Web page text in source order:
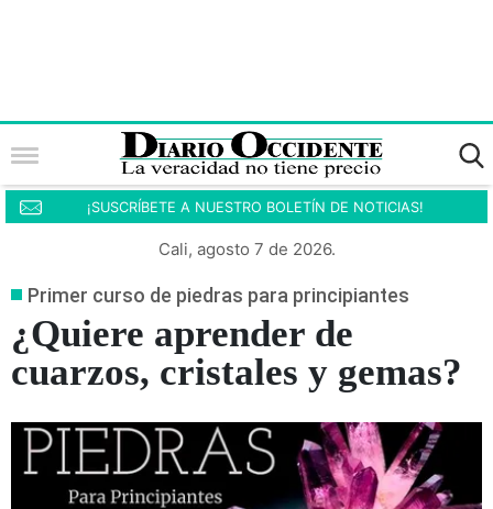
¡SUSCRÍBETE A NUESTRO BOLETÍN DE NOTICIAS!
Cali, agosto 7 de 2026.
Primer curso de piedras para principiantes
¿Quiere aprender de
cuarzos, cristales y gemas?